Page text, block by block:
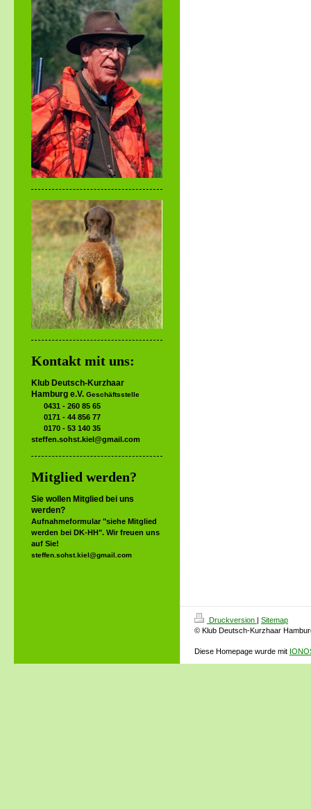
Kontakt mit uns:
Klub Deutsch-Kurzhaar
Hamburg e.V. Geschäftsstelle
0431 - 260 85 65
0171 - 44 856 77
0170 - 53 140 35
steffen.sohst.kiel@gmail.com
Mitglied werden?
Sie wollen Mitglied bei uns
werden?
Aufnahmeformular "siehe Mitglied
werden bei DK-HH". Wir freuen uns
auf Sie!
steffen.sohst.kiel@gmail.com
Druckversion | Sitemap
© Klub Deutsch-Kurzhaar
Diese Homepage wurde mit